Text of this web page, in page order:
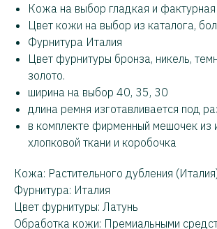
Кожа на выбор гладкая и фактурная
Цвет кожи на выбор из каталога,
Фурнитура Италия
Цвет фурнитуры бронза, никель,
золото.
ширина на выбор 40, 35, 30
длина ремня изготавливается под
в комплекте фирменный мешочек из
хлопковой ткани и коробочка
Кожа: Растительного дубления
Фурнитура: Италия
Цвет фурнитуры: Латунь
Обработка кожи: Премиальными